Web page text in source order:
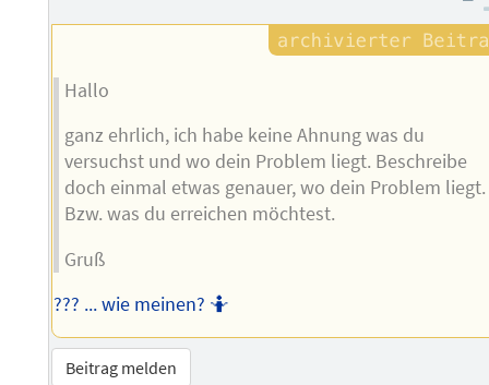
Hallo
ganz ehrlich, ich habe keine Ahnung was du
versuchst und wo dein Problem liegt. Beschreibe
doch einmal etwas genauer, wo dein Problem liegt.
Bzw. was du erreichen möchtest.
Gruß
??? ... wie meinen? 🤷
Beitrag melden